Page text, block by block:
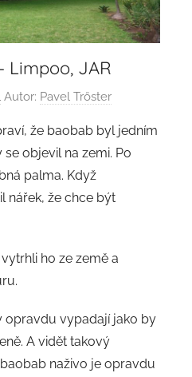
Limpoo, JAR
Autor: Pavel Trőster
že baobab byl jedním
objevil na zemi. Po
palma. Když
nářek, že chce být
ho ze země a
opravdu vypadají jako by
A vidět takový
naživo je opravdu